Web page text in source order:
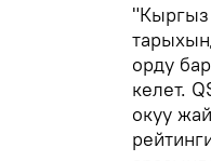
"Кыргыз
орду
келет.
окуу